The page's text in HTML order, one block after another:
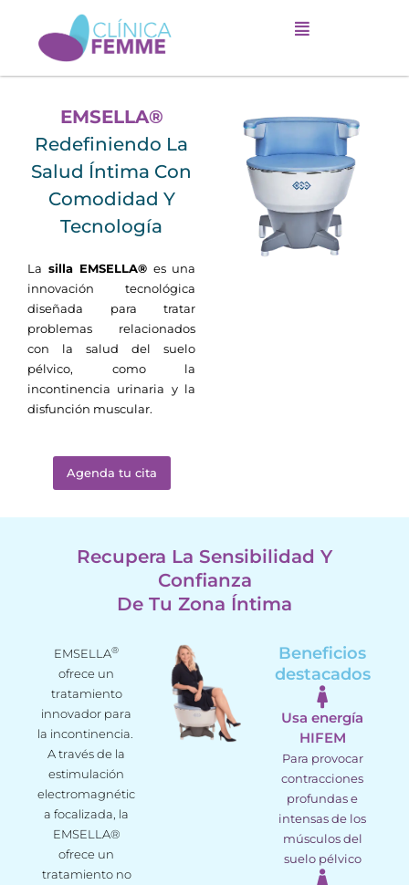
contenido
EMSELLA®
Redefiniendo La
Salud Íntima Con
Comodidad Y
Tecnología
La silla EMSELLA® es una
innovación tecnológica
diseñada para tratar
problemas relacionados
con la salud del suelo
pélvico, como la
incontinencia urinaria y la
disfunción muscular.
Agenda tu cita
Recupera La Sensibilidad Y
Confianza
De Tu Zona Íntima
EMSELLA®
ofrece un
tratamiento
innovador para
la incontinencia.
A través de la
estimulación
electromagnétic
a focalizada, la
EMSELLA®
ofrece un
tratamiento no
Beneficios
destacados
Usa energía
HIFEM
Para provocar
contracciones
profundas e
intensas de los
músculos del
suelo pélvico